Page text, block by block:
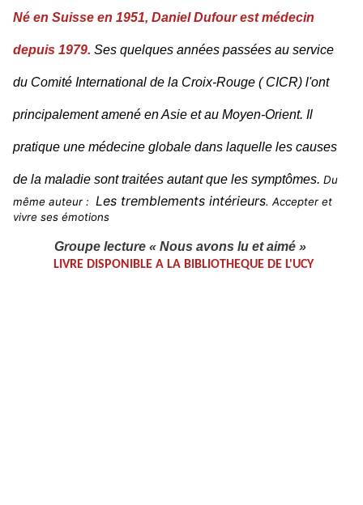
Né en Suisse en 1951, Daniel Dufour est médecin
depuis 1979. Ses quelques années passées au service
du Comité International de la Croix-Rouge ( CICR) l'ont
principalement amené en Asie et au Moyen-Orient. Il
pratique une médecine globale dans laquelle les causes
de la maladie sont traitées autant que les symptômes. Du
même auteur : Les tremblements intérieurs. Accepter et
vivre ses émotions
Groupe lecture « Nous avons lu et aimé »
LIVRE DISPONIBLE A LA BIBLIOTHEQUE DE L'UCY